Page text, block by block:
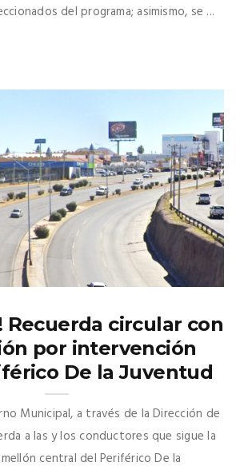
del programa; asimismo, se ...
Recuerda circular con
por intervención
De la Juventud
Municipal, a través de la Dirección de
a las y los conductores que sigue la
central del Periférico De la